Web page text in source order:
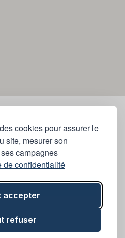
cookies pour assurer le
site, mesurer son
campagnes
de confidentialité
accepter
refuser